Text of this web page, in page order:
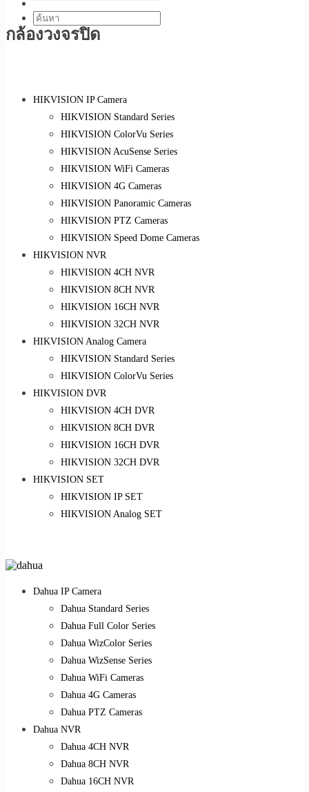
กล้องวงจรปิด
HIKVISION IP Camera
HIKVISION Standard Series
HIKVISION ColorVu Series
HIKVISION AcuSense Series
HIKVISION WiFi Cameras
HIKVISION 4G Cameras
HIKVISION Panoramic Cameras
HIKVISION PTZ Cameras
HIKVISION Speed Dome Cameras
HIKVISION NVR
HIKVISION 4CH NVR
HIKVISION 8CH NVR
HIKVISION 16CH NVR
HIKVISION 32CH NVR
HIKVISION Analog Camera
HIKVISION Standard Series
HIKVISION ColorVu Series
HIKVISION DVR
HIKVISION 4CH DVR
HIKVISION 8CH DVR
HIKVISION 16CH DVR
HIKVISION 32CH DVR
HIKVISION SET
HIKVISION IP SET
HIKVISION Analog SET
Dahua IP Camera
Dahua Standard Series
Dahua Full Color Series
Dahua WizColor Series
Dahua WizSense Series
Dahua WiFi Cameras
Dahua 4G Cameras
Dahua PTZ Cameras
Dahua NVR
Dahua 4CH NVR
Dahua 8CH NVR
Dahua 16CH NVR